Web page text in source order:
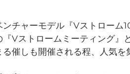
ンチャーモデル『Vストローム
『Vストロームミーティング』
る催しも開催される程、人気を